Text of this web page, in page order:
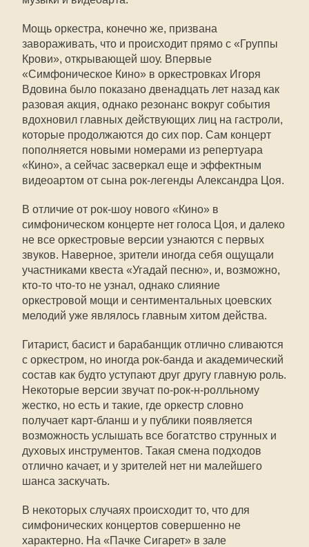
Мощь оркестра, конечно же, призвана
завораживать, что и происходит прямо с «Группы
Крови», открывающей шоу. Впервые
«Симфоническое Кино» в оркестровках Игоря
Вдовина было показано двенадцать лет назад как
разовая акция, однако резонанс вокруг события
вдохновил главных действующих лиц на гастроли,
которые продолжаются до сих пор. Сам концерт
пополняется новыми номерами из репертуара
«Кино», а сейчас засверкал еще и эффектным
видеоартом от сына рок-легенды Александра Цоя.
В отличие от рок-шоу нового «Кино» в
симфоническом концерте нет голоса Цоя, и далеко
не все оркестровые версии узнаются с первых
звуков. Наверное, зрители иногда себя ощущали
участниками квеста «Угадай песню», и, возможно,
кто-то что-то не узнал, однако слияние
оркестровой мощи и сентиментальных цоевских
мелодий уже являлось главным хитом действа.
Гитарист, басист и барабанщик отлично сливаются
с оркестром, но иногда рок-банда и академический
состав как будто уступают друг другу главную роль.
Некоторые версии звучат по-рок-н-ролльному
жестко, но есть и такие, где оркестр словно
получает карт-бланш и у публики появляется
возможность услышать все богатство струнных и
духовых инструментов. Такая смена подходов
отлично качает, и у зрителей нет ни малейшего
шанса заскучать.
В некоторых случаях происходит то, что для
симфонических концертов совершенно не
характерно. На «Пачке Сигарет» в зале